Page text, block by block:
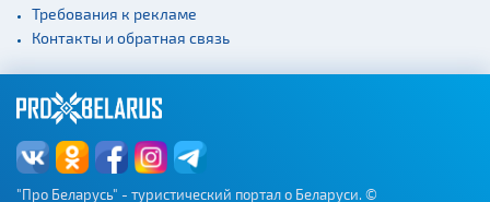
Концертные залы
сооружения
Веломаршруты
Аэропорты
Железнодорожные
вокзалы
Требования к рекламе
Контакты и обратная связь
"Про Беларусь" - туристический портал о Беларуси. ©